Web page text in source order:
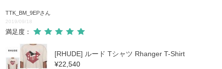
TTK_BM_9EPさん
2019/09/18
満足度：
[RHUDE] ルード Tシャツ Rhanger T-Shirt
¥22,540